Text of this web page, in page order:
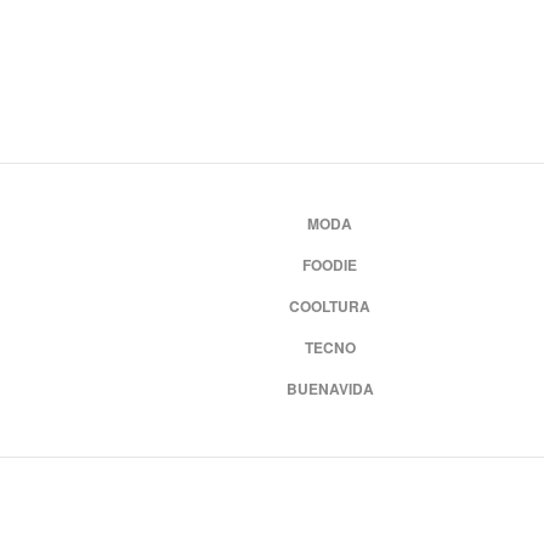
MODA
FOODIE
COOLTURA
TECNO
BUENAVIDA